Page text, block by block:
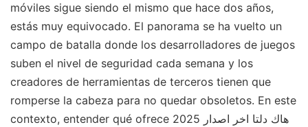
móviles sigue siendo el mismo que hace dos años,
estás muy equivocado. El panorama se ha vuelto un
campo de batalla donde los desarrolladores de juegos
suben el nivel de seguridad cada semana y los
creadores de herramientas de terceros tienen que
romperse la cabeza para no quedar obsoletos. En este
contexto, entender qué ofrece هاك دلتا اخر اصدار 2025